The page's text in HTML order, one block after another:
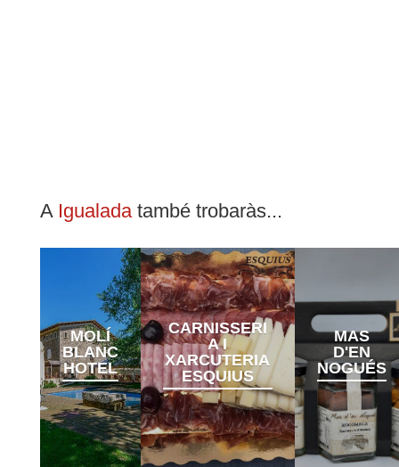
A Igualadatambé trobaràs...
MOLÍ
BLANC
HOTEL
CARNISSERI
A I
XARCUTERIA
ESQUIUS
MAS
D'EN
NOGUÉS